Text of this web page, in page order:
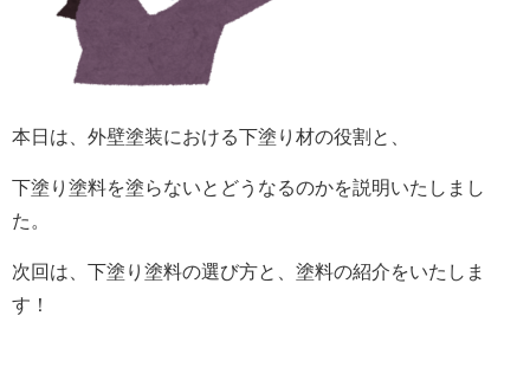
本日は、外壁塗装における下塗り材の役割と、
下塗り塗料を塗らないとどうなるのかを説明いたしまし
た。
次回は、下塗り塗料の選び方と、塗料の紹介をいたしま
す！